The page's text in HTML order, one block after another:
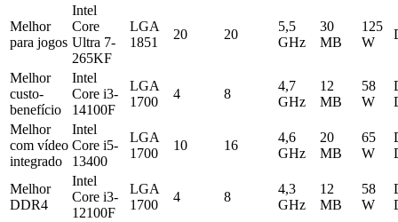
Melhor
para jogos
Intel
Core
Ultra 7-
265KF
LGA
1851
20 20
5,5
GHz
30
MB
125
W
Melhor
custo-
benefício
Intel
Core i3-
14100F
LGA
1700
4 8
4,7
GHz
12
MB
58
W
Melhor
com vídeo
integrado
Intel
Core i5-
13400
LGA
1700
10 16
4,6
GHz
20
MB
65
W
Melhor
DDR4
Intel
Core i3-
12100F
LGA
1700
4 8
4,3
GHz
12
MB
58
W